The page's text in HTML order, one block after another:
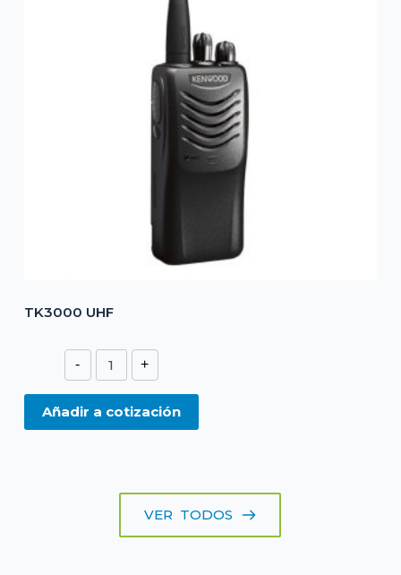
TK3000 UHF
-
TK3000
UHF
+
Añadir a cotización
VER TODOS